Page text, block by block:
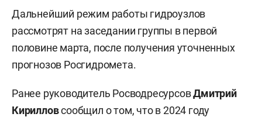
Дальнейший режим работы гидроузлов
рассмотрят на заседании группы в первой
половине марта, после получения уточненных
прогнозов Росгидромета.
Ранее руководитель РосводресурсовДмитрий
Кирилловсообщил о том, что в 2024 году